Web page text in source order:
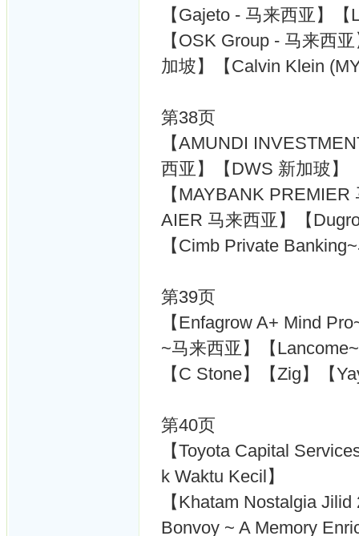
【Gajeto - 马来西亚】
【OSK Group - 马来西
加坡】【Calvin Klein
第38页
【AMUNDI
西亚】【DWS 新加玻】
【MAYBANK
AIER 马来西亚】【
【Cimb Private
第39页
【Enfagrow A+ Mind
~马来西亚】【
【C Stone】【Zig】【
第40页
【Toyota Capital
k Waktu Kecil】
【Khatam Nostalgia
Bonvoy ~ A Memory